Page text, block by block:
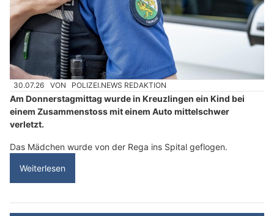
30.07.26 VON POLIZEI.NEWS REDAKTION
Am Donnerstagmittag wurde in Kreuzlingen ein Kind bei
einem Zusammenstoss mit einem Auto mittelschwer
verletzt.
Das Mädchen wurde von der Rega ins Spital geflogen.
Weiterlesen